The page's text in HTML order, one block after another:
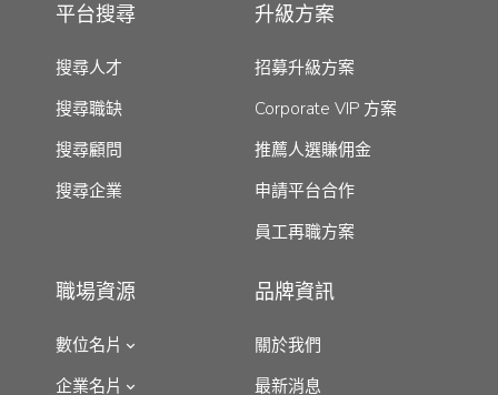
平台搜尋
搜尋人才
搜尋職缺
搜尋顧問
搜尋企業
升級方案
招募升級方案
Corporate VIP 方案
推薦人選賺佣金
申請平台合作
員工再職方案
職場資源
數位名片
企業名片
品牌資訊
關於我們
最新消息